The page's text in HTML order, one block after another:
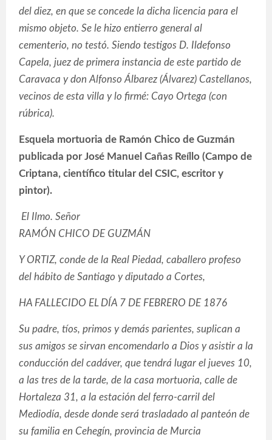
del diez, en que se concede la dicha licencia para el
mismo objeto. Se le hizo entierro general al
cementerio, no testó. Siendo testigos D. Ildefonso
Capela, juez de primera instancia de este partido de
Caravaca y don Alfonso Álbarez (Álvarez) Castellanos,
vecinos de esta villa y lo firmé: Cayo Ortega (con
rúbrica).
Esquela mortuoria de Ramón Chico de Guzmán
publicada por José Manuel Cañas Reíllo (Campo de
Criptana, científico titular del CSIC, escritor y
pintor).
El Ilmo. Señor
RAMÓN CHICO DE GUZMÁN
Y ORTIZ, conde de la Real Piedad, caballero profeso
del hábito de Santiago y diputado a Cortes,
HA FALLECIDO EL DÍA 7 DE FEBRERO DE 1876
Su padre, tíos, primos y demás parientes, suplican a
sus amigos se sirvan encomendarlo a Dios y asistir a la
conducción del cadáver, que tendrá lugar el jueves 10,
a las tres de la tarde, de la casa mortuoria, calle de
Hortaleza 31, a la estación del ferro-carril del
Mediodía, desde donde será trasladado al panteón de
su familia en Cehegín, provincia de Murcia